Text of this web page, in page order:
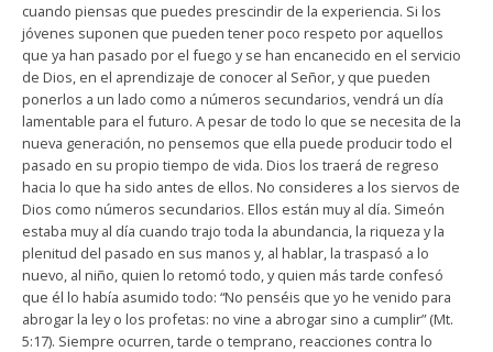
cuando piensas que puedes prescindir de la experiencia. Si los
jóvenes suponen que pueden tener poco respeto por aquellos
que ya han pasado por el fuego y se han encanecido en el servicio
de Dios, en el aprendizaje de conocer al Señor, y que pueden
ponerlos a un lado como a números secundarios, vendrá un día
lamentable para el futuro. A pesar de todo lo que se necesita de la
nueva generación, no pensemos que ella puede producir todo el
pasado en su propio tiempo de vida. Dios los traerá de regreso
hacia lo que ha sido antes de ellos. No consideres a los siervos de
Dios como números secundarios. Ellos están muy al día. Simeón
estaba muy al día cuando trajo toda la abundancia, la riqueza y la
plenitud del pasado en sus manos y, al hablar, la traspasó a lo
nuevo, al niño, quien lo retomó todo, y quien más tarde confesó
que él lo había asumido todo: “No penséis que yo he venido para
abrogar la ley o los profetas: no vine a abrogar sino a cumplir” (Mt.
5:17). Siempre ocurren, tarde o temprano, reacciones contra lo